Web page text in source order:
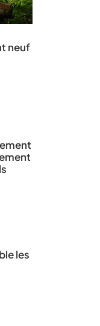
neuf
les